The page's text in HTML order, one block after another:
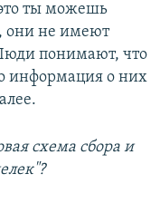
ты можешь
они не имеют
Люди понимают, что
информация о них
схема сбора и